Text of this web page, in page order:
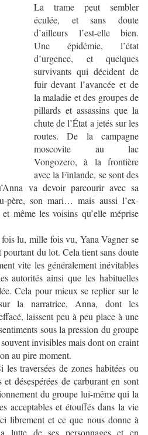
La trame peut sembler
éculée, et sans doute
d’ailleurs l’est-elle bien.
Une épidémie, l’état
d’urgence, et quelques
survivants qui décident de
fuir devant l’avancée et de
la maladie et des groupes de
pillards et assassins que la
chute de l’État a jetés sur les
routes. De la campagne
moscovite au lac
Vongozero, à la frontière
avec la Finlande, se sont des
va devoir parcourir avec sa
père, son mari… mais aussi l’ex-
même les voisins qu’elle méprise
lu, mille fois vu, Yana Vagner se
du lot. Cela tient sans doute
vite les généralement inévitables
autorités ainsi que les habituelles
Cela pour mieux se replier sur le
la narratrice, Anna, dont les
laissent peu à peu place à une
sous la pression du groupe
invisibles mais dont on craint
au pire moment.
traversées de zones habitées ou
et désespérées de carburant en sont
du groupe lui-même qui la
acceptables et étouffés dans la vie
librement et ce que nous donne à
lutte de ses personnages et en